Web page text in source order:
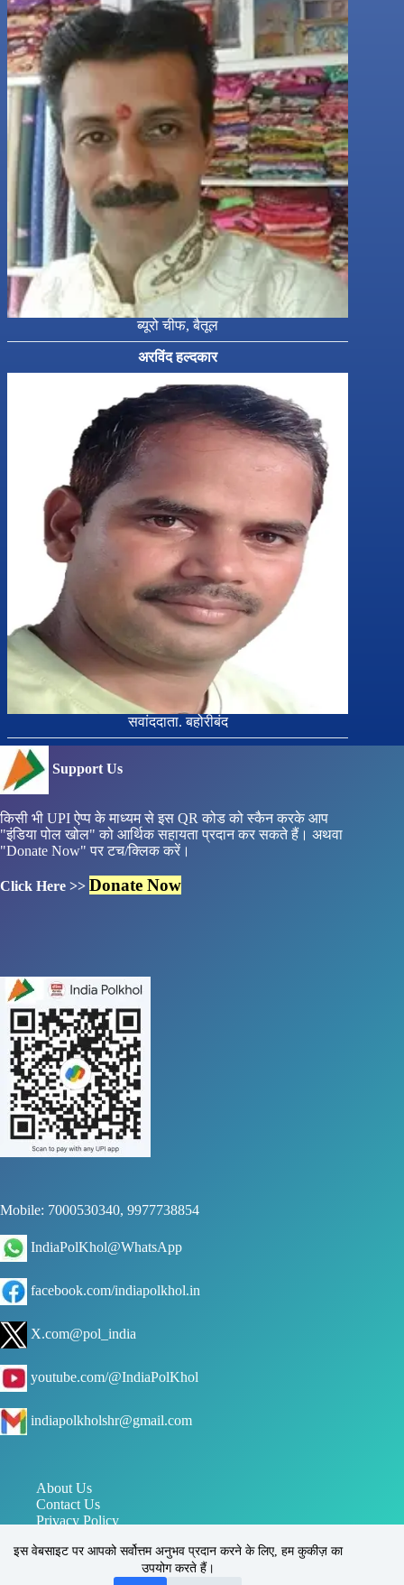
इस वेबसाइट पर आपको सर्वोत्तम अनुभव प्रदान करने के लिए, हम कुकीज़ का
उपयोग करते हैं।
ब्यूरो चीफ, बैतूल
अरविंद हल्दकार
सवांददाता. बहोरीबंद
Support Us
किसी भी UPI ऐप्प के माध्यम से इस QR कोड को स्कैन करके आप
"इंडिया पोल खोल" को आर्थिक सहायता प्रदान कर सकते हैं। अथवा
"Donate Now" पर टच/क्लिक करें।
Click Here >> Donate Now
Mobile: 7000530340, 9977738854
IndiaPolKhol@WhatsApp
facebook.com/indiapolkhol.in
X.com@pol_india
youtube.com/@IndiaPolKhol
indiapolkholshr@gmail.com
About Us
Contact Us
Privacy Policy
पत्र सूचना कार्यालय PIB
इंडिया पोल खोल, सिहोरा, जबलपुर, मध्य प्रदेश, भारत 483225